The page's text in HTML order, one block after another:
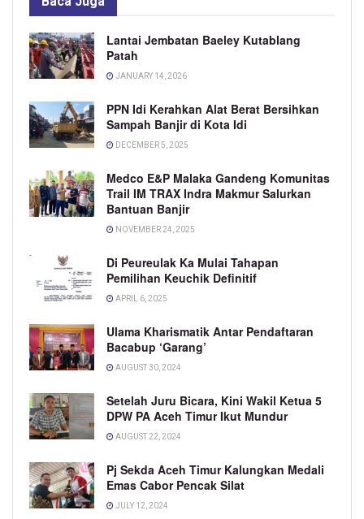
Lantai Jembatan Baeley Kutablang
Patah
JANUARY 14, 2026
PPN Idi Kerahkan Alat Berat Bersihkan
Sampah Banjir di Kota Idi
DECEMBER 5, 2025
Medco E&P Malaka Gandeng Komunitas
Trail IM TRAX Indra Makmur Salurkan
Bantuan Banjir
NOVEMBER 24, 2025
Di Peureulak Ka Mulai Tahapan
Pemilihan Keuchik Definitif
APRIL 6, 2025
Ulama Kharismatik Antar Pendaftaran
Bacabup ‘Garang’
AUGUST 30, 2024
Setelah Juru Bicara, Kini Wakil Ketua 5
DPW PA Aceh Timur Ikut Mundur
AUGUST 22, 2024
Pj Sekda Aceh Timur Kalungkan Medali
Emas Cabor Pencak Silat
JULY 12, 2024